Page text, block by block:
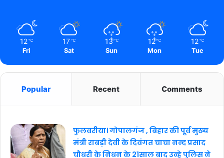
12 ℃
Fri
17 ℃
Sat
13 ℃
Sun
12 ℃
Mon
12 ℃
Tue
Popular Recent Comments
फुलवरीया। गोपालगंज , बिहार की पूर्व मुख्य
मंत्री राबड़ी देवी के दिवंगत चाचा नन्द प्रसाद
चौधरी के निधन के 21साल बाद उन्हे पुलिस ने